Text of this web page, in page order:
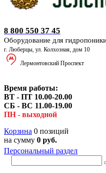
8 800 550 37 45
Оборудование для
г. Люберцы, ул. Колхозная, дом 10
Лермонтовский Проспект
Время работы:
ВТ - ПТ 10.00-20.00
СБ - ВС 11.00-19.00
ПН - выходной
Корзина 0 позиций
на сумму 0 руб.
Персональный раздел